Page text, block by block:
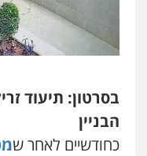
עו"ד
פלילי
עו"ד
בסרטון: תיעוד
הבניין
כחודשיים לאחר ש